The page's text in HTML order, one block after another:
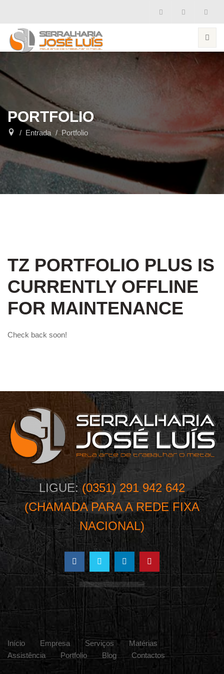
PORTFOLIO
Entrada Portfolio
TZ PORTFOLIO PLUS IS
CURRENTLY OFFLINE
FOR MAINTENANCE
Check back soon!
LIGUE:(0351) 291 942 642
(CHAMADA PARA A REDE FIXA
NACIONAL)
Início Empresa Serviços
Matérias
Assistência
Portfolio Blog Contactos